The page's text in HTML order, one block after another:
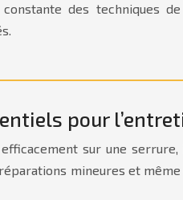
constante des techniques
pour
sur une
mineures et